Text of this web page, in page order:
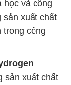
học và công
sản xuất chất
trong công
sản xuất chất